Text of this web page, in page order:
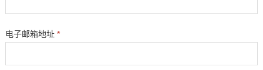
电子邮箱地址 *